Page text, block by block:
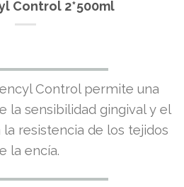
Control 2*500ml
Control permite una
la sensibilidad gingival y el
resistencia de los tejidos
la encía.